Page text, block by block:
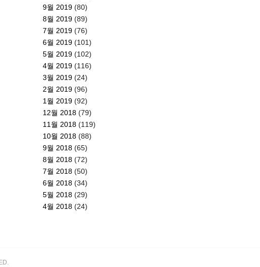
9월 2019 (80)
8월 2019 (89)
7월 2019 (76)
6월 2019 (101)
5월 2019 (102)
4월 2019 (116)
3월 2019 (24)
2월 2019 (96)
1월 2019 (92)
12월 2018 (79)
11월 2018 (119)
10월 2018 (88)
9월 2018 (65)
8월 2018 (72)
7월 2018 (50)
6월 2018 (34)
5월 2018 (29)
4월 2018 (24)